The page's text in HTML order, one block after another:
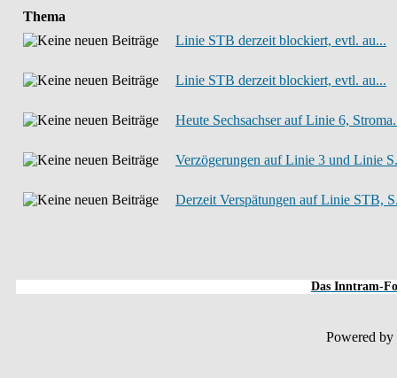
Thema
Linie STB derzeit blockiert, evtl. au...
Linie STB derzeit blockiert, evtl. au...
Heute Sechsachser auf Linie 6,
Verzögerungen auf Linie 3 und Linie
Derzeit Verspätungen auf Linie STB,
Das Inntram-
Powered by